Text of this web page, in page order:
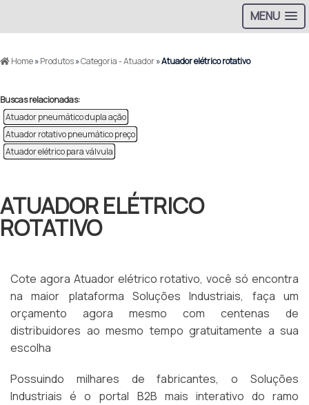
MENU
Home»Produtos»Categoria - Atuador»Atuador elétrico rotativo
Buscas relacionadas:
Atuador pneumático dupla ação
Atuador rotativo pneumático preço
Atuador elétrico para válvula
ATUADOR ELÉTRICO
ROTATIVO
Cote agora Atuador elétrico rotativo, você só encontra
na maior plataforma Soluções Industriais, faça um
orçamento agora mesmo com centenas de
distribuidores ao mesmo tempo gratuitamente a sua
escolha
Possuindo milhares de fabricantes, o Soluções
Industriais é o portal B2B mais interativo do ramo